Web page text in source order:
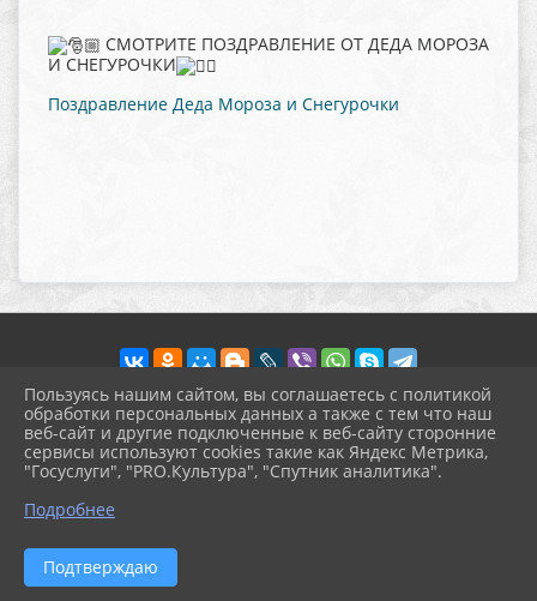
СМОТРИТЕ ПОЗДРАВЛЕНИЕ ОТ ДЕДА МОРОЗА
И СНЕГУРОЧКИ
Поздравление Деда Мороза и Снегурочки
2026 г. pokrov-ck.ru
Вход
Карта сайта
Политика обработки персональных данных
Сделано на KubCMS
Разработка и поддержка
Пользуясь нашим сайтом, вы соглашаетесь с политикой
обработки персональных данных а также с тем что наш
веб-сайт и другие подключенные к веб-сайту сторонние
сервисы используют cookies такие как Яндекс Метрика,
"Госуслуги", "PRO.Культура", "Спутник аналитика".
Подробнее
Подтверждаю